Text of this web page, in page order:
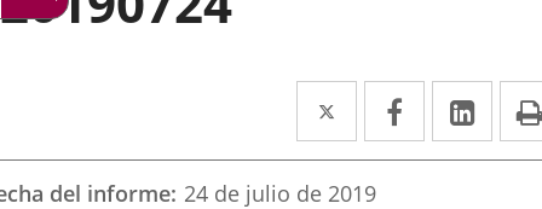
Twitter
Enlace
a
una
Facebook
Enlace
a
a
del informe 24 de julio de 2019